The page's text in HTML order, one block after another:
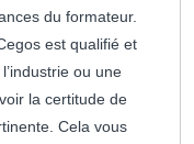
du formateur.
est qualifié et
ou une
la certitude de
Cela vous